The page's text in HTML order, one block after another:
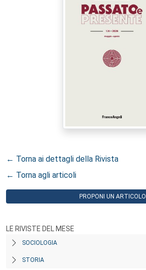
← Torna ai dettagli della Rivista
← Torna agli articoli
PROPONI UN ARTICOLO
LE RIVISTE DEL MESE
SOCIOLOGIA
STORIA